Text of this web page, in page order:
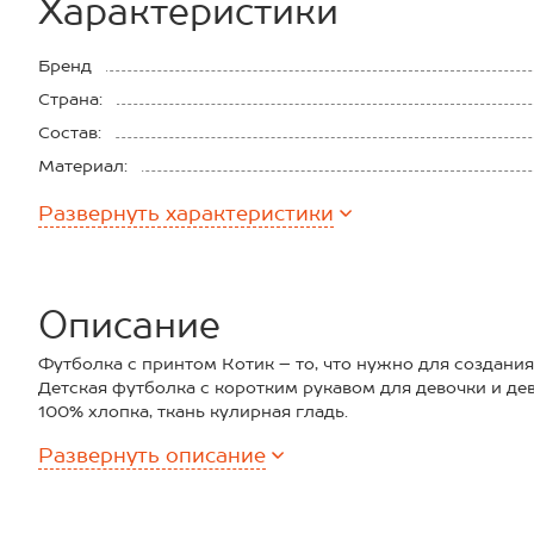
Характеристики
Бренд
Страна:
Состав:
Материал:
Развернуть характеристики
Описание
Футболка с принтом Котик – то, что нужно для
Детская футболка с коротким рукавом для девочки и
100% хлопка, ткань кулирная гладь.
спортом, танцев, для физкультуры. Хлопковая
Развернуть описание